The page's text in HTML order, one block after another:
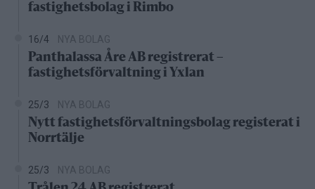
fastighetsbolag i Rimbo
16/4 NYA BOLAG
Panthalassa Åre AB registrerat –
fastighetsförvaltning i Yxlan
25/3 NYA BOLAG
Nytt fastighetsförvaltningsbolag registerat i
Norrtälje
25/3 NYA BOLAG